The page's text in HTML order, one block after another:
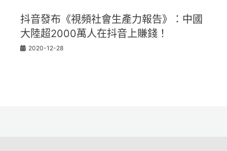
抖音發布《視頻社會生產力報告》：中國
大陸超2000萬人在抖音上賺錢！
2020-12-28